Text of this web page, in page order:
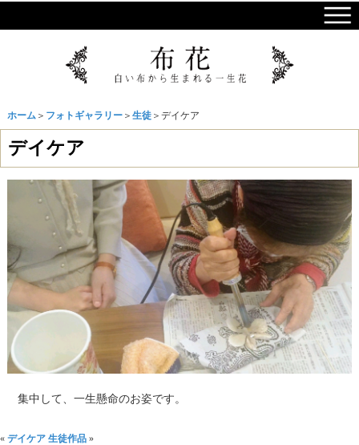
ホーム＞ フォトギャラリー＞ 生徒＞デイケア
デイケア
集中して、一生懸命のお姿です。
« デイケア 生徒作品 »